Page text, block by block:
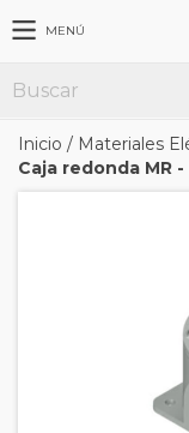
MENÚ
Inicio / Materiales
Caja redonda MR